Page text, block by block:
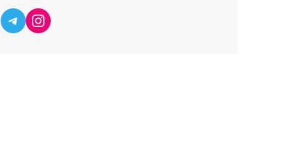
Telegram
Instagram